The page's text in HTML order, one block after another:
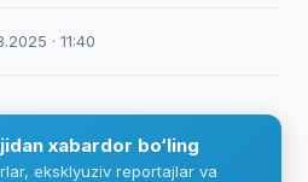
· 11:40
xabardor bo‘ling
eksklyuziv reportajlar va